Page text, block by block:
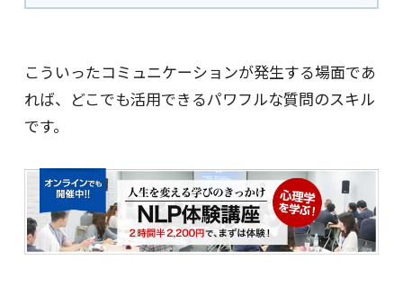
こういったコミュニケーションが発生する場面であ
れば、どこでも活用できるパワフルな質問のスキル
です。